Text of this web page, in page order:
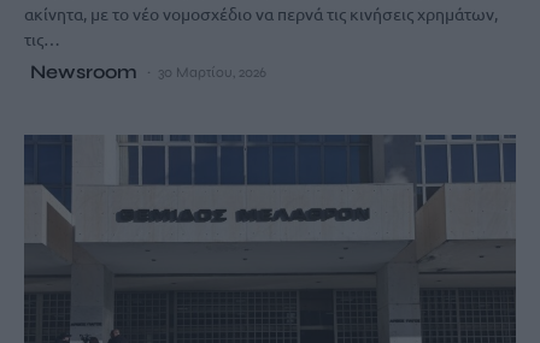
ακίνητα, με το νέο νομοσχέδιο να περνά τις κινήσεις χρημάτων,
τις…
Newsroom 30 Μαρτίου, 2026